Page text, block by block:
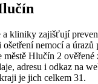
a kliniky zajišťují
nemocí a úrazů
městě Hlučín 2 ověřené
adresu i odkaz na
je jich celkem 31.